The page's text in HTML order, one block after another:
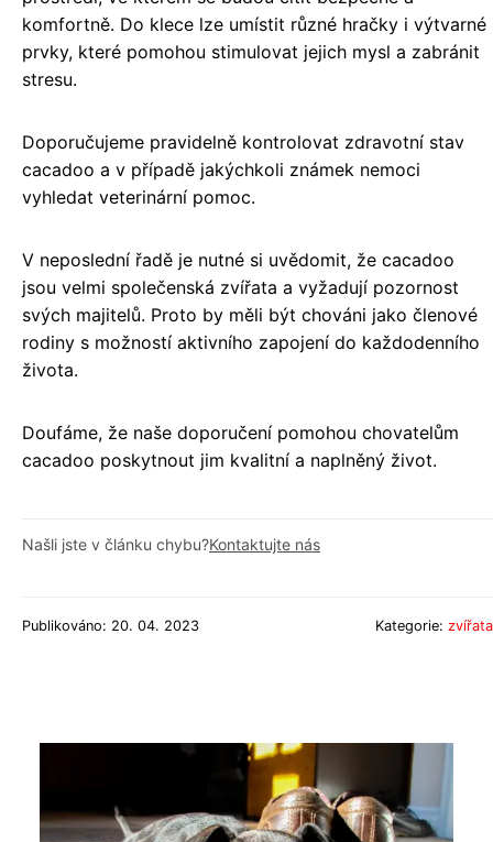
komfortně. Do klece lze umístit různé hračky i výtvarné
prvky, které pomohou stimulovat jejich mysl a zabránit
stresu.
Doporučujeme pravidelně kontrolovat zdravotní stav
cacadoo a v případě jakýchkoli známek nemoci
vyhledat veterinární pomoc.
V neposlední řadě je nutné si uvědomit, že cacadoo
jsou velmi společenská zvířata a vyžadují pozornost
svých majitelů. Proto by měli být chováni jako členové
rodiny s možností aktivního zapojení do každodenního
života.
Doufáme, že naše doporučení pomohou chovatelům
cacadoo poskytnout jim kvalitní a naplněný život.
Našli jste v článku chybu?Kontaktujte nás
Publikováno: 20. 04. 2023 Kategorie: zvířata